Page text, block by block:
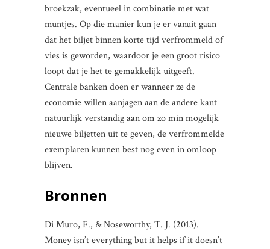
broekzak, eventueel in combinatie met wat
muntjes. Op die manier kun je er vanuit gaan
dat het biljet binnen korte tijd verfrommeld of
vies is geworden, waardoor je een groot risico
loopt dat je het te gemakkelijk uitgeeft.
Centrale banken doen er wanneer ze de
economie willen aanjagen aan de andere kant
natuurlijk verstandig aan om zo min mogelijk
nieuwe biljetten uit te geven, de verfrommelde
exemplaren kunnen best nog even in omloop
blijven.
Bronnen
Di Muro, F., & Noseworthy, T. J. (2013).
Money isn’t everything but it helps if it doesn’t